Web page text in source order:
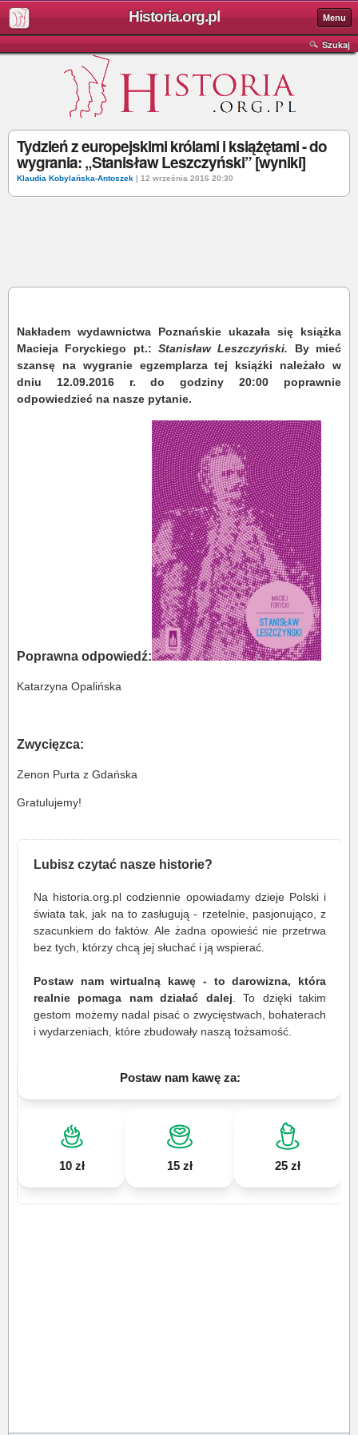
Historia.org.pl Menu
Szukaj
Tydzień z europejskimi królami i książętami - do
wygrania: „Stanisław Leszczyński” [wyniki]
Klaudia Kobylańska-Antoszek | 12 września 2016 20:30
Nakładem wydawnictwa Poznańskie ukazała się książka
Macieja Foryckiego pt.: Stanisław Leszczyński.
By mieć
szansę na wygranie egzemplarza tej książki należało w
dniu 12.09.2016 r. do godziny 20:00 poprawnie
odpowiedzieć na nasze pytanie.
Poprawna odpowiedź:
Katarzyna Opalińska
Zwycięzca:
Zenon Purta z Gdańska
Gratulujemy!
Lubisz czytać nasze historie?
Na historia.org.pl codziennie opowiadamy dzieje Polski i
świata tak, jak na to zasługują - rzetelnie, pasjonująco, z
szacunkiem do faktów. Ale żadna opowieść nie przetrwa
bez tych, którzy chcą jej słuchać i ją wspierać.
Postaw nam wirtualną kawę - to darowizna, która
realnie pomaga nam działać dalej . To dzięki takim
gestom możemy nadal pisać o zwycięstwach, bohaterach
i wydarzeniach, które zbudowały naszą tożsamość.
Postaw nam kawę za:
10 zł 15 zł 25 zł